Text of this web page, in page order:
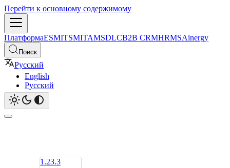
Перейти к основному содержимому
ПлатформаESMITSMITAMSDLCB2B CRMHRMSAinergy
Поиск
Русский
English
Русский
1.23.3